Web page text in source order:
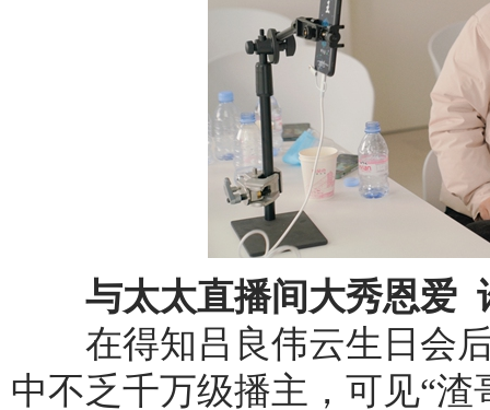
与太太直播间大秀恩爱
在得知吕良伟云生日会后
中不乏千万级播主，可见“渣